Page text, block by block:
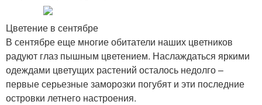
Цветение в сентябре
В сентябре еще многие обитатели наших цветников
радуют глаз пышным цветением. Наслаждаться яркими
одеждами цветущих растений осталось недолго –
первые серьезные заморозки погубят и эти последние
островки летнего настроения.